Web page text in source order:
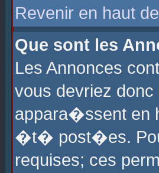
Revenir en haut
Que sont les
Les Annonces
vous devriez
appara�ssent en
�t� post�es.
requises; ces